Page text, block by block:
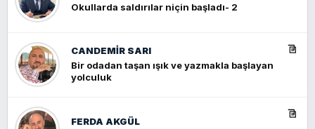
Okullarda saldırılar niçin başladı- 2
CANDEMIR SARI
Bir odadan taşan ışık ve yazmakla başlayan
yolculuk
FERDA AKGÜL